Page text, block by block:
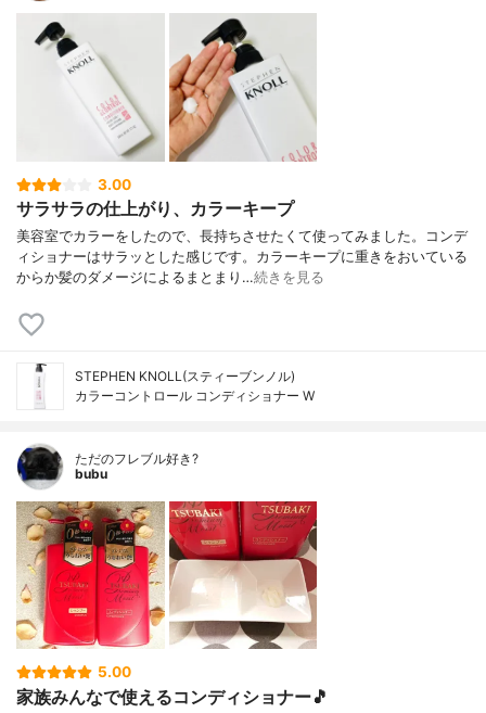
3.00
サラサラの仕上がり、カラーキープ
美容室でカラーをしたので、長持ちさせたくて使ってみました。コンデ
ィショナーはサラッとした感じです。カラーキープに重きをおいている
からか髪のダメージによるまとまり…続きを見る
STEPHEN KNOLL(スティーブンノル)
カラーコントロール コンディショナー W
ただのフレブル好き?
bubu
5.00
家族みんなで使えるコンディショナー🎵